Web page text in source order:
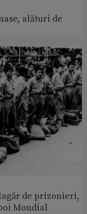
alături de
de prizonieri,
Mondial